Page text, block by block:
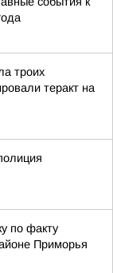
троих
теракт на
по факту
Приморья